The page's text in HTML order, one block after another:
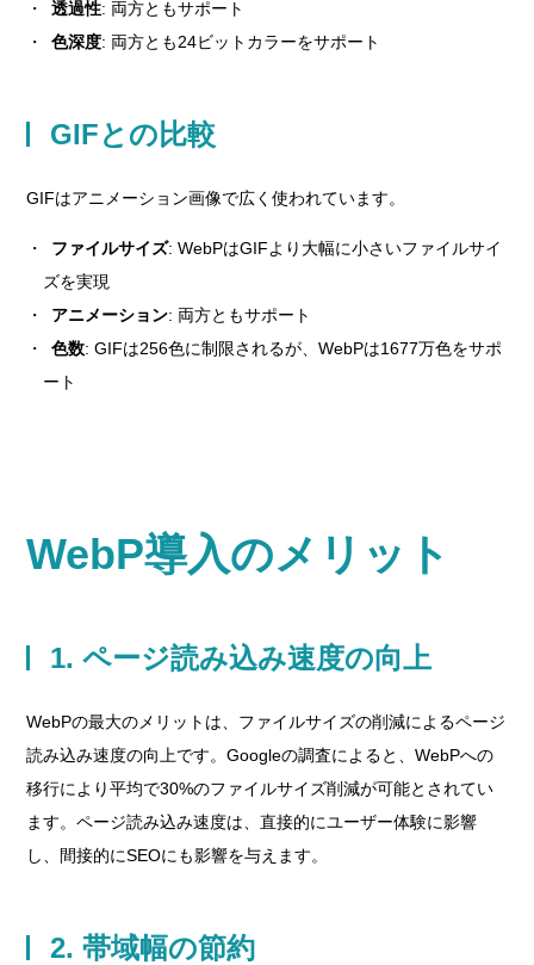
透過性: 両方ともサポート
色深度: 両方とも24ビットカラーをサポート
GIFとの比較
GIFはアニメーション画像で広く使われています。
ファイルサイズ: WebPはGIFより大幅に小さいファイルサイ
ズを実現
アニメーション: 両方ともサポート
色数: GIFは256色に制限されるが、WebPは1677万色をサポ
ート
WebP導入のメリット
1. ページ読み込み速度の向上
WebPの最大のメリットは、ファイルサイズの削減によるページ
読み込み速度の向上です。Googleの調査によると、WebPへの
移行により平均で30%のファイルサイズ削減が可能とされてい
ます。ページ読み込み速度は、直接的にユーザー体験に影響
し、間接的にSEOにも影響を与えます。
2. 帯域幅の節約